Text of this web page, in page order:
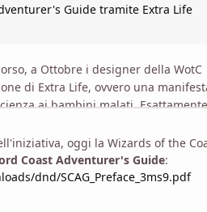
oggi la Wizards of the
Coast Adventurer's Guide:
dnd/SCAG_Preface_3ms9.pdf